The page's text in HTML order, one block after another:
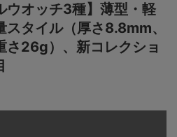
ウオッチ3種】薄型・軽
スタイル（厚さ8.8mm、
さ26g）、新コレクショ